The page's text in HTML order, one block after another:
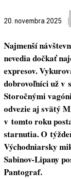
20. novembra 2025
Najmenší
nevedia dočkať
expresov.
dobrovoľníci už v
Storočnými
odvezie aj svätý
v tomto roku
starnutia. O
Východniarsky
Sabinov-Lipany
Pantograf.